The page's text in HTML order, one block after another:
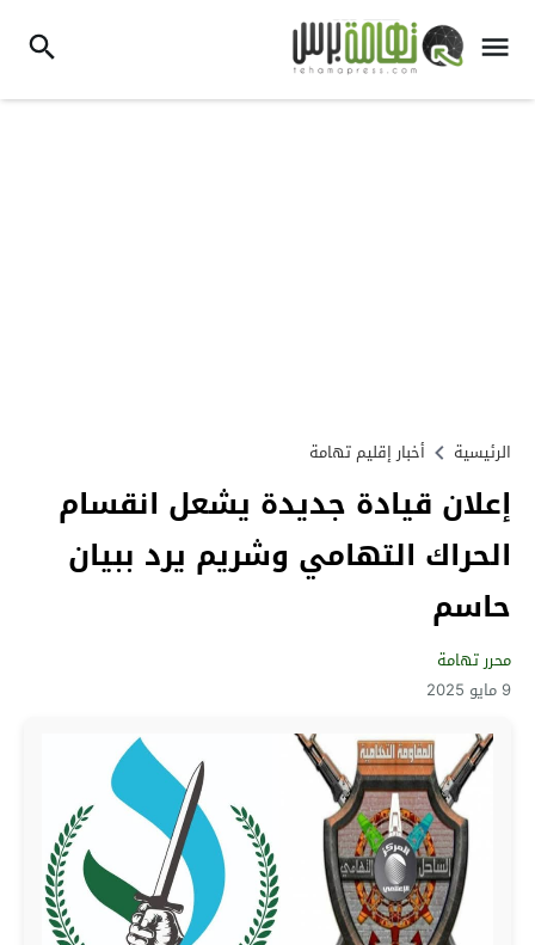
الرئيسية أخبار إقليم تهامة
إعلان قيادة جديدة يشعل انقسام
الحراك التهامي وشريم يرد ببيان
حاسم
محرر تهامة
9 مايو 2025